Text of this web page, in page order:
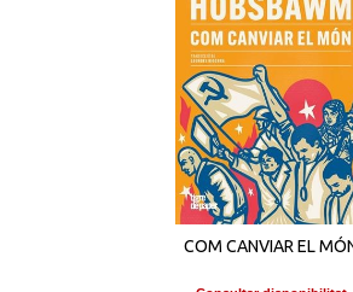
COM CANVIAR EL